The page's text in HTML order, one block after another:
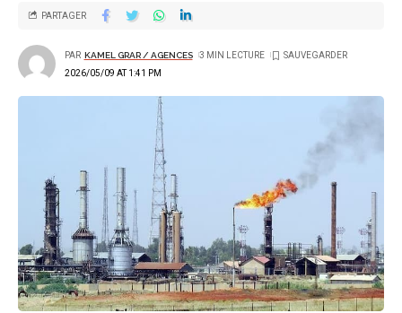
2026/05/09 AT 1:41 PM
PAR KAMEL GRAR / AGENCES 3 MIN LECTURE
PARTAGER